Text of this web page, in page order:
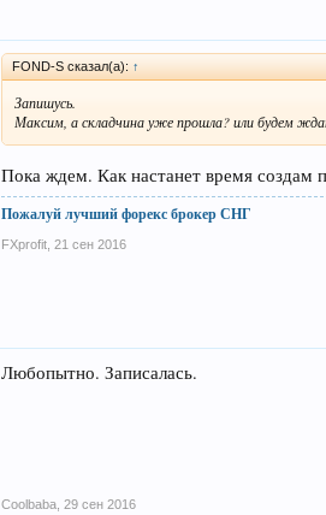
FOND-S сказал(а): ↑
Запишусь.
Максим, а складчина уже прошла? или будем
Пока ждем. Как настанет время создам
Пожалуй лучший форекс брокер СНГ
FXprofit 21 сен 2016
Любопытно. Записалась.
Coolbaba 29 сен 2016